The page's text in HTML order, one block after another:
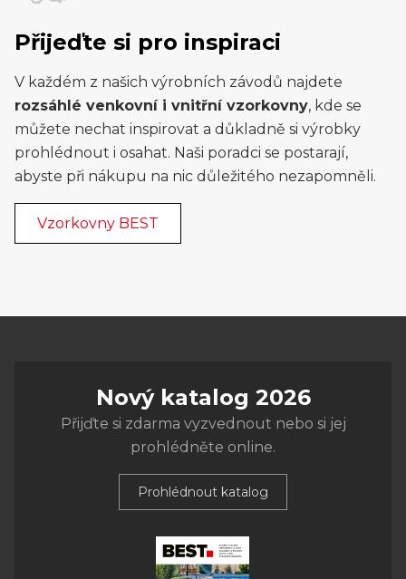
Přijeďte si pro inspiraci
V každém z našich výrobních závodů najdete
rozsáhlé venkovní i vnitřní vzorkovny, kde se
můžete nechat inspirovat a důkladně si výrobky
prohlédnout i osahat. Naši poradci se postarají,
abyste při nákupu na nic důležitého nezapomněli.
Vzorkovny BEST
Nový katalog 2026
Přijďte si zdarma vyzvednout nebo si jej
prohlédněte online.
Prohlédnout katalog